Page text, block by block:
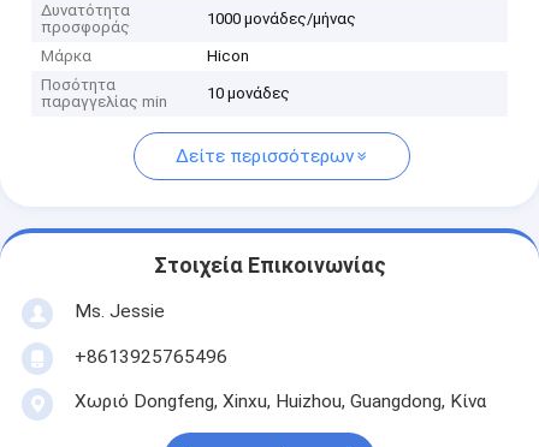
Δυνατότητα
προσφοράς
1000 μονάδες/μήνας
Μάρκα
Hicon
Ποσότητα
παραγγελίας min
10 μονάδες
Δείτε περισσότερων
Στοιχεία Επικοινωνίας
Ms. Jessie
+8613925765496
Χωριό Dongfeng, Xinxu, Huizhou, Guangdong, Κίνα